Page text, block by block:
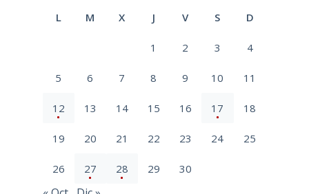
L M X J V S D
1 2 3 4
5 6 7 8 9 10 11
12 13 14 15 16 17 18
19 20 21 22 23 24 25
26 27 28 29 30